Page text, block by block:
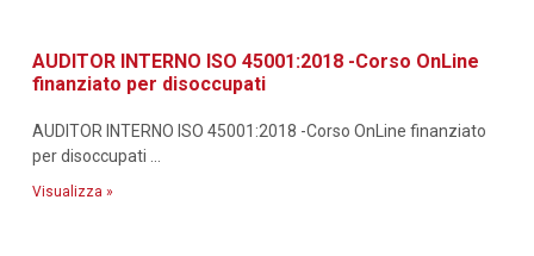
formazione
AUDITOR INTERNO ISO 45001:2018 -Corso OnLine
finanziato per disoccupati
AUDITOR INTERNO ISO 45001:2018 -Corso OnLine finanziato
per disoccupati ...
Visualizza »